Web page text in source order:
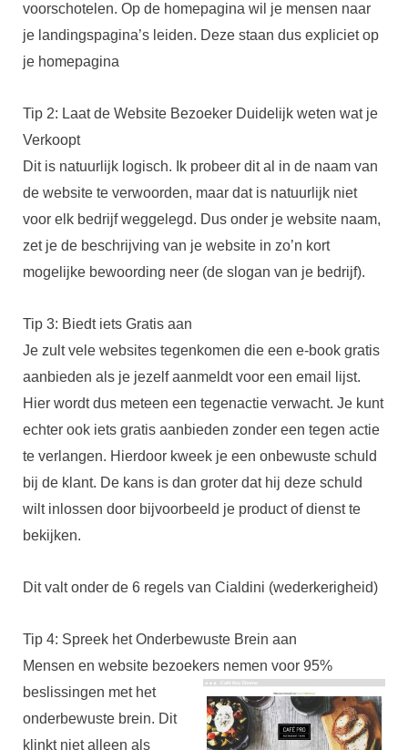
voorschotelen. Op de homepagina wil je mensen naar
je landingspagina’s leiden. Deze staan dus expliciet op
je homepagina
Tip 2: Laat de Website Bezoeker Duidelijk weten wat je
Verkoopt
Dit is natuurlijk logisch. Ik probeer dit al in de naam van
de website te verwoorden, maar dat is natuurlijk niet
voor elk bedrijf weggelegd. Dus onder je website naam,
zet je de beschrijving van je website in zo’n kort
mogelijke bewoording neer (de slogan van je bedrijf).
Tip 3: Biedt iets Gratis aan
Je zult vele websites tegenkomen die een e-book gratis
aanbieden als je jezelf aanmeldt voor een email lijst.
Hier wordt dus meteen een tegenactie verwacht. Je kunt
echter ook iets gratis aanbieden zonder een tegen actie
te verlangen. Hierdoor kweek je een onbewuste schuld
bij de klant. De kans is dan groter dat hij deze schuld
wilt inlossen door bijvoorbeeld je product of dienst te
bekijken.
Dit valt onder de 6 regels van Cialdini (wederkerigheid)
Tip 4: Spreek het Onderbewuste Brein aan
Mensen en website bezoekers nemen voor 95%
beslissingen met het
onderbewuste brein. Dit
klinkt niet alleen als